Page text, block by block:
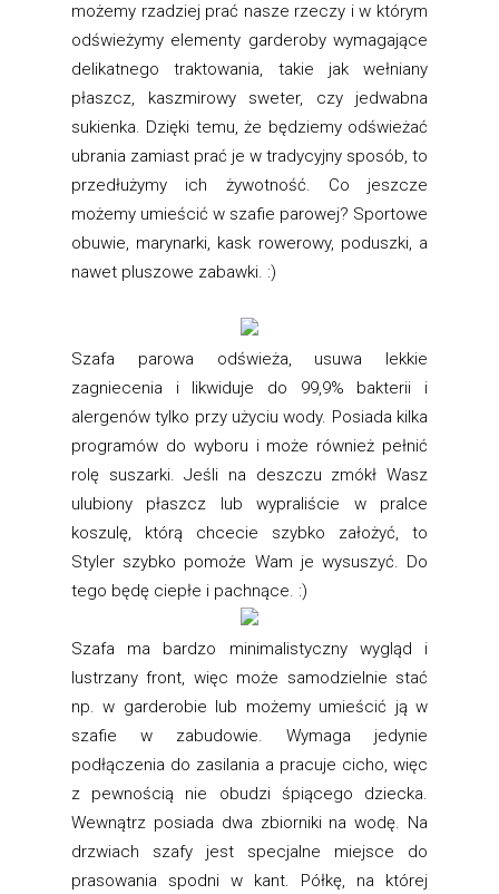
możemy rzadziej prać nasze rzeczy i w którym
odświeżymy elementy garderoby wymagające
delikatnego traktowania, takie jak wełniany
płaszcz, kaszmirowy sweter, czy jedwabna
sukienka. Dzięki temu, że będziemy odświeżać
ubrania zamiast prać je w tradycyjny sposób, to
przedłużymy ich żywotność. Co jeszcze
możemy umieścić w szafie parowej? Sportowe
obuwie, marynarki, kask rowerowy, poduszki, a
nawet pluszowe zabawki. :)
Szafa parowa odświeża, usuwa lekkie
zagniecenia i likwiduje do 99,9% bakterii i
alergenów tylko przy użyciu wody. Posiada kilka
programów do wyboru i może również pełnić
rolę suszarki. Jeśli na deszczu zmókł Wasz
ulubiony płaszcz lub wypraliście w pralce
koszulę, którą chcecie szybko założyć, to
Styler szybko pomoże Wam je wysuszyć. Do
tego będę ciepłe i pachnące. :)
Szafa ma bardzo minimalistyczny wygląd i
lustrzany front, więc może samodzielnie stać
np. w garderobie lub możemy umieścić ją w
szafie w zabudowie. Wymaga jedynie
podłączenia do zasilania a pracuje cicho, więc
z pewnością nie obudzi śpiącego dziecka.
Wewnątrz posiada dwa zbiorniki na wodę. Na
drzwiach szafy jest specjalne miejsce do
prasowania spodni w kant. Półkę, na której